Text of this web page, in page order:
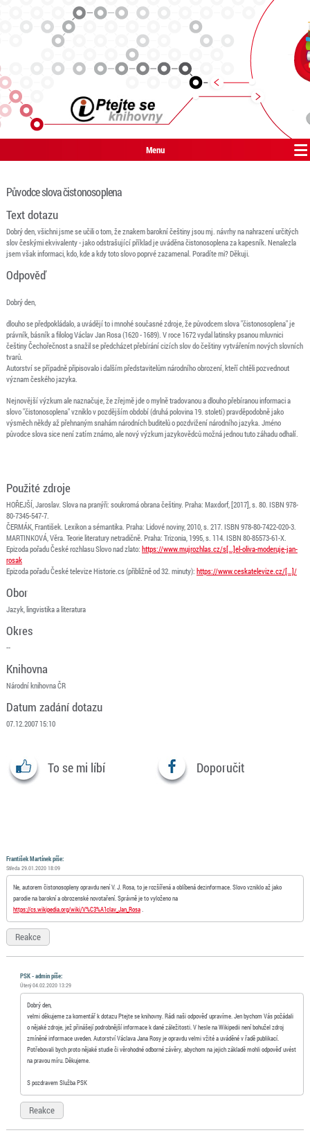
Menu
Původce slova čistonosoplena
Text dotazu
Dobrý den, všichni jsme se učili o tom, že znakem barokní češtiny jsou mj. návrhy na nahrazení určitých
slov českými ekvivalenty - jako odstrašující příklad je uváděna čistonosoplena za kapesník. Nenalezla
jsem však informaci, kdo, kde a kdy toto slovo poprvé zazamenal. Poradíte mi? Děkuji.
Odpověď
Dobrý den,
dlouho se předpokládalo, a uvádějí to i mnohé současné zdroje, že původcem slova"čistonosoplena" je
právník, básník a filolog Václav Jan Rosa (1620 - 1689). V roce 1672 vydal latinsky psanou mluvnici
češtiny Čechořečnost a snažil sepředcházet přebírání cizích slov do češtiny vytvářením nových slovních
tvarů.
Autorství se případně připisovalo i dalším představitelům národního obrození, kteří chtěli pozvednout
význam českého jazyka.
Nejnovější výzkum ale naznačuje, že zřejmě jde o mylně tradovanou a dlouho přebíranou informaci a
slovo "čistonosoplena" vzniklo v pozdějším období (druhá polovina 19. století) pravděpodobně jako
výsměch někdy až přehnaným snahám národních buditelů o pozdvižení národního jazyka. Jméno
původce slova sice není zatím známo, ale nový výzkum jazykovědců možná jednou tuto záhadu odhalí.
Použité zdroje
HOŘEJŠÍ, Jaroslav. Slova na pranýři: soukromá obrana češtiny. Praha: Maxdorf, [2017], s. 80. ISBN 978-
80-7345-547-7.
ČERMÁK, František. Lexikon a sémantika. Praha: Lidové noviny, 2010, s. 217. ISBN 978-80-7422-020-3.
MARTINKOVÁ, Věra. Teorie literatury netradičně. Praha: Trizonia, 1995, s. 114. ISBN 80-85573-61-X.
Epizoda pořadu České rozhlasu Slovo nad zlato: https://www.mujrozhlas.cz/s[…]el-oliva-moderuje-jan-
rosak
Epizoda pořadu České televize Historie.cs (přibližně od 32. minuty): https://www.ceskatelevize.cz/[…]/
Obor
Jazyk, lingvistika a literatura
Okres
--
Knihovna
Národní knihovna ČR
Datum zadání dotazu
07.12.2007 15:10
To se mi líbí Doporučit
František Martínek píše:
Středa 29.01.2020 18:09
Ne, autorem čistonosopleny opravdu není V. J. Rosa, to je rozšířená a oblíbená dezinformace. Slovo vzniklo až jako
parodie na barokní a obrozenské novotaření. Správně je to vyloženo na
https://cs.wikipedia.org/wiki/V%C3%A1clav_Jan_Rosa.
Reakce
PSK - admin píše:
Úterý 04.02.2020 13:29
Dobrý den,
velmi děkujeme za komentář k dotazu Ptejte se knihovny. Rádi naši odpověď upravíme. Jen bychom Vás požádali
o nějaké zdroje, jež přinášejí podrobnější informace k dané záležitosti. V hesle na Wikipedii není bohužel zdroj
zmíněné informace uveden. Autorství Václava Jana Rosy je opravdu velmi vžité a uváděné v řadě publikací.
Potřebovali bych proto nějaké studie či věrohodné odborné závěry, abychom na jejich základě mohli odpověď uvést
na pravou míru. Děkujeme.
S pozdravem Služba PSK
Reakce